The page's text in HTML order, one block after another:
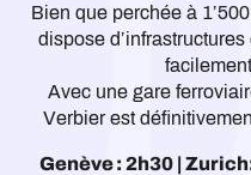
Bien que perchée à
dispose
Avec une gare
Verbier est
Genève : 2h30 |